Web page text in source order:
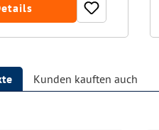
Kunden kauften auch